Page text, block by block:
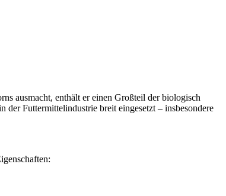
ausmacht, enthält er einen Großteil der biologisch
Futtermittelindustrie breit eingesetzt – insbesondere